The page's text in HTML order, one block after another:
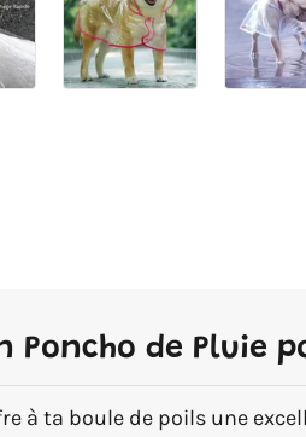
Poncho de Pluie
à ta boule de poils une